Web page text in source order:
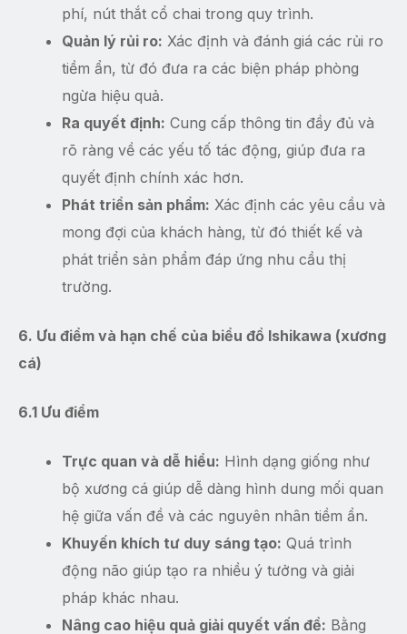
phí, nút thắt cổ chai trong quy trình.
Quản lý rủi ro: Xác định và đánh giá các rủi ro
tiềm ẩn, từ đó đưa ra các biện pháp phòng
ngừa hiệu quả.
Ra quyết định: Cung cấp thông tin đầy đủ và
rõ ràng về các yếu tố tác động, giúp đưa ra
quyết định chính xác hơn.
Phát triển sản phẩm: Xác định các yêu cầu và
mong đợi của khách hàng, từ đó thiết kế và
phát triển sản phẩm đáp ứng nhu cầu thị
trường.
6. Ưu điểm và hạn chế của biểu đồ Ishikawa (xương
cá)
6.1 Ưu điểm
Trực quan và dễ hiểu: Hình dạng giống như
bộ xương cá giúp dễ dàng hình dung mối quan
hệ giữa vấn đề và các nguyên nhân tiềm ẩn.
Khuyến khích tư duy sáng tạo: Quá trình
động não giúp tạo ra nhiều ý tưởng và giải
pháp khác nhau.
Nâng cao hiệu quả giải quyết vấn đề: Bằng